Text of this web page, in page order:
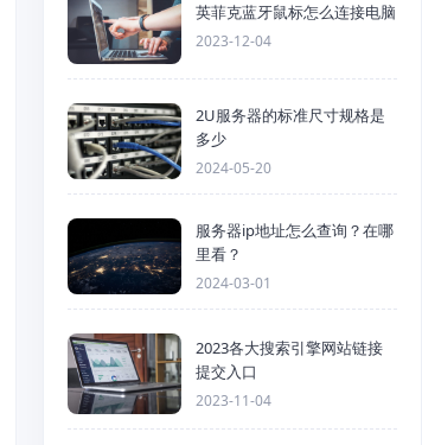
英菲克蓝牙鼠标怎么连接电脑
2023-12-04
2U服务器的标准尺寸规格是
多少
2024-05-20
服务器ip地址怎么查询？在哪
里看？
2024-03-01
2023各大搜索引擎网站链接
提交入口
2023-11-04